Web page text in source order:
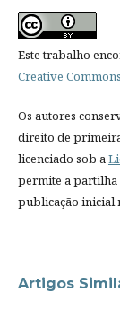
Este trabalho
Creative
Os autores
direito de
licenciado sob a
permite a partilha
publicação inicial
Artigos